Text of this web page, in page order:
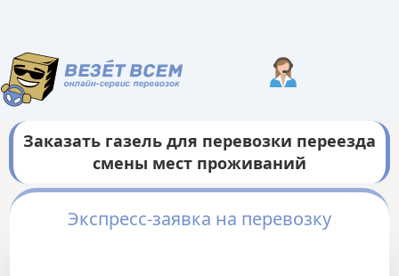
Заказать газель для перевозки переезда
смены мест проживаний
Экспресс-заявка на перевозку